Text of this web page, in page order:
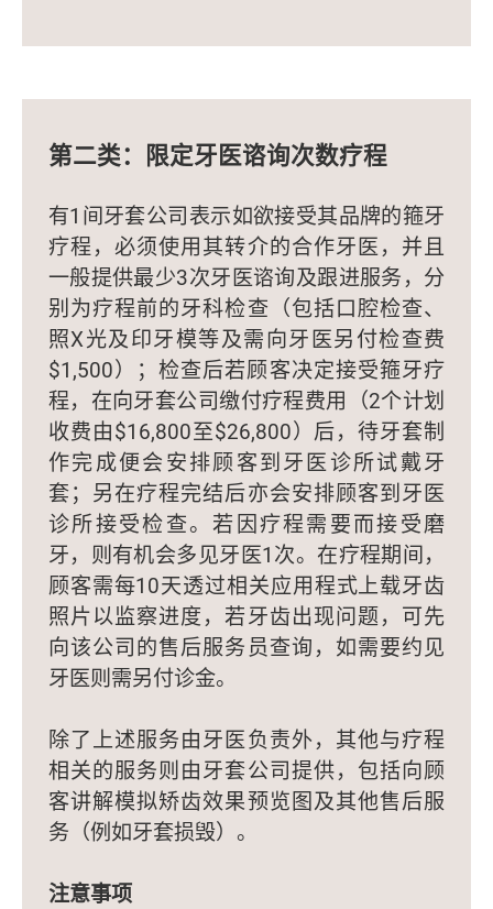
第二类：限定牙医谘询次数疗程
有1间牙套公司表示如欲接受其品牌的箍牙
疗程，必须使用其转介的合作牙医，并且
一般提供最少3次牙医谘询及跟进服务，分
别为疗程前的牙科检查（包括口腔检查、
照X光及印牙模等及需向牙医另付检查费
$1,500）；检查后若顾客决定接受箍牙疗
程，在向牙套公司缴付疗程费用（2个计划
收费由$16,800至$26,800）后，待牙套制
作完成便会安排顾客到牙医诊所试戴牙
套；另在疗程完结后亦会安排顾客到牙医
诊所接受检查。若因疗程需要而接受磨
牙，则有机会多见牙医1次。在疗程期间，
顾客需每10天透过相关应用程式上载牙齿
照片以监察进度，若牙齿出现问题，可先
向该公司的售后服务员查询，如需要约见
牙医则需另付诊金。
除了上述服务由牙医负责外，其他与疗程
相关的服务则由牙套公司提供，包括向顾
客讲解模拟矫齿效果预览图及其他售后服
务（例如牙套损毁）。
注意事项